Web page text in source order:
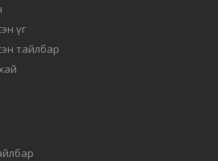
үг
тайлбар